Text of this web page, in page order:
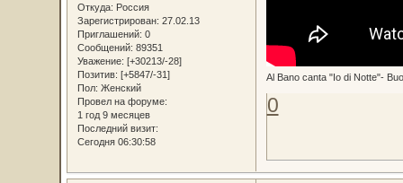
Откуда: Россия
Зарегистрирован: 27.02.13
Приглашений: 0
Сообщений: 89351
Уважение: [+30213/-28]
Позитив: [+5847/-31]
Пол: Женский
Провел на форуме:
1 год 9 месяцев
Последний визит:
Сегодня 06:30:58
Al Bano canta "Io di Notte"-
0